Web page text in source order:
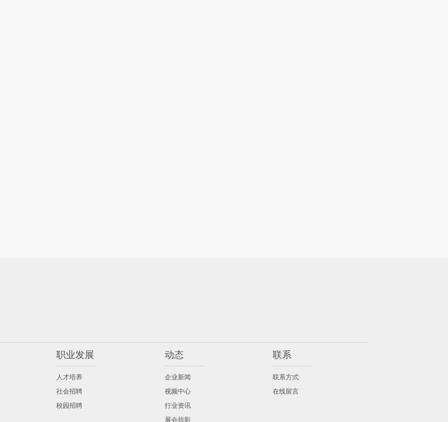
职业发展
人才培养
社会招聘
校园招聘
动态
企业新闻
视频中心
行业资讯
展会掠影
联系
联系方式
在线留言